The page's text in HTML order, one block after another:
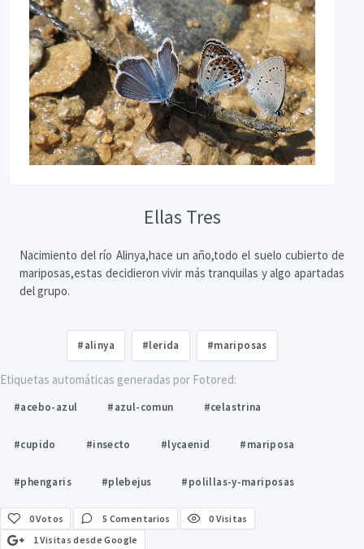
Ellas Tres
Nacimiento del río Alinya,hace un año,todo el suelo cubierto de
mariposas,estas decidieron vivir más tranquilas y algo apartadas
del grupo.
#alinya #lerida #mariposas
Etiquetas automáticas generadas por Fotored:
#acebo-azul #azul-comun #celastrina
#cupido #insecto #lycaenid #mariposa
#phengaris #plebejus #polillas-y-mariposas
0Votos 5 Comentarios
0 Visitas
1 Visitas desde Google